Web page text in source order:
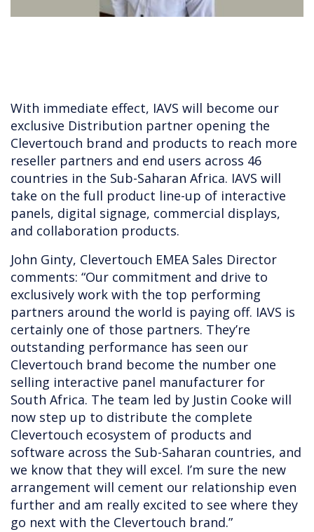
With immediate effect, IAVS will become our
exclusive Distribution partner opening the
Clevertouch brand and products to reach more
reseller partners and end users across 46
countries in the Sub-Saharan Africa. IAVS will
take on the full product line-up of interactive
panels, digital signage, commercial displays,
and collaboration products.
John Ginty, Clevertouch EMEA Sales Director
comments: “Our commitment and drive to
exclusively work with the top performing
partners around the world is paying off. IAVS is
certainly one of those partners. They’re
outstanding performance has seen our
Clevertouch brand become the number one
selling interactive panel manufacturer for
South Africa. The team led by Justin Cooke will
now step up to distribute the complete
Clevertouch ecosystem of products and
software across the Sub-Saharan countries, and
we know that they will excel. I’m sure the new
arrangement will cement our relationship even
further and am really excited to see where they
go next with the Clevertouch brand.”